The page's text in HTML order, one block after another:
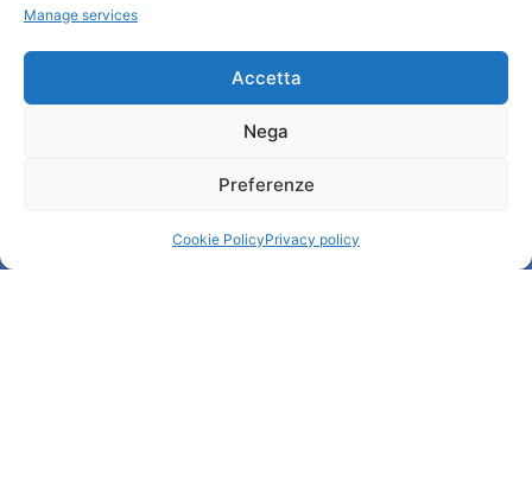
Manage services
Accetta
Nega
Preferenze
Cookie PolicyPrivacy policy
Information